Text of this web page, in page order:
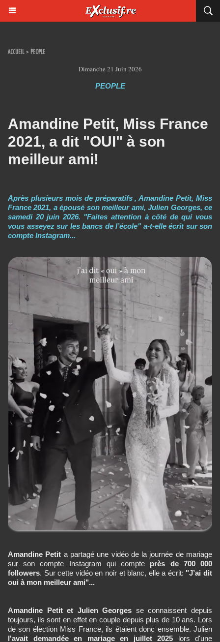
ACCUEIL > PEOPLE
Dimanche 21 Juin 2026
PEOPLE
Amandine Petit, Miss France
2021, a dit "OUI" à son
meilleur ami!
Après plusieurs mois de préparatifs , Amandine Petit, Miss
France 2021, a épousé son meilleur ami, Julien Georges, ce
samedi 20 juin 2026. "Faites attention à côté de qui vous
vous asseyez sur les bancs de l’école" a-t-elle écrit sur son
compte Instagram...
Amandine Petit a partagé une vidéo de la journée de mariage
sur son compte Instagram qui compte près de 700 000
followers. Sur cette vidéo en noir et blanc, elle a écrit: "J’ai dit
oui à mon meilleur ami"...
Amandine Petit et Julien Georges se connaissent depuis
toujours, ils sont en effet en couple depuis plus de 10 ans. Lors
de son élection Miss France, ils étaient donc ensemble. Julien
l'avait demandée en mariage en juillet 2025 lors d'une